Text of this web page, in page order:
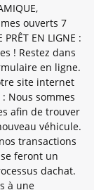
ouverts 7
EN LIGNE :
! Restez dans
en ligne.
site internet
Nous sommes
afin de trouver
véhicule.
transactions
feront un
dachat.
à une